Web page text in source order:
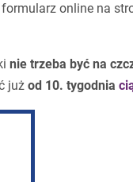
online na
nie trzeba być na
już od 10. tygodnia